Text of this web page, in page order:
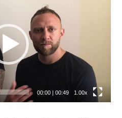
00:00| 00:49 1.00x